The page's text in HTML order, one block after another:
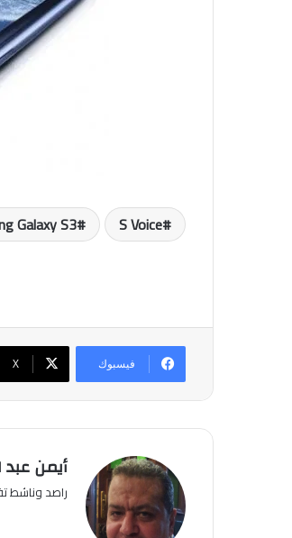
S Voice
Galaxy S3
فيسبوك ‫X
أيمن عبد
راصد وناشط